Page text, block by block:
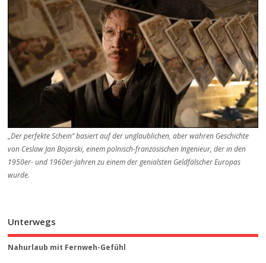
„Der perfekte Schein“ basiert auf der unglaublichen, aber wahren Geschichte
von Ceslaw Jan Bojarski, einem polnisch-französischen Ingenieur, der in den
1950er- und 1960er-Jahren zu einem der genialsten Geldfälscher Europas
wurde.
Unterwegs
Nahurlaub mit Fernweh-Gefühl